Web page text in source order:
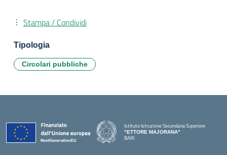
Stampa / Condividi
Tipologia
Circolari pubbliche
Istituto Istruzione Secondaria Superiore
"ETTORE MAJORANA"
BARI